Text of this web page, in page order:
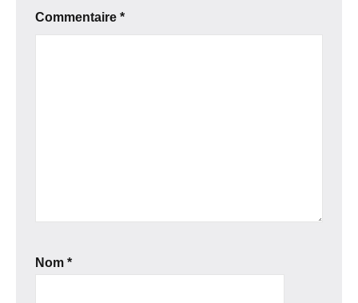
Commentaire *
Nom *